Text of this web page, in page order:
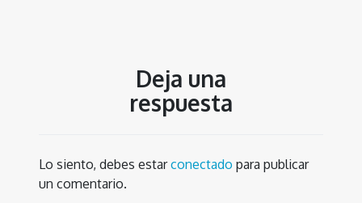
Deja una
respuesta
Lo siento, debes estarconectado para publicar
un comentario.